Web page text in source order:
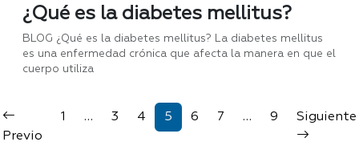
¿Qué es la diabetes mellitus?
BLOG ¿Qué es la diabetes mellitus? La diabetes mellitus
es una enfermedad crónica que afecta la manera en que el
cuerpo utiliza
Previo
1 … 3 4 5 6 7 … 9 Siguiente